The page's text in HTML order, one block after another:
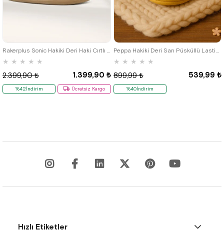
★ ★ ★ ★ ★
1.399,90 ₺
2.399,90 ₺
%42İndirim Ücretsiz Kargo
★ ★ ★ ★ ★
539,99 ₺
899,99 ₺
%40İndirim
17 18 19 20
Hızlı Etiketler